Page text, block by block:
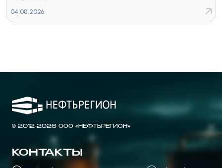
04.08.2026
© 2012-2026 ООО «НЕФТЬРЕГИОН»
КОНТАКТЫ